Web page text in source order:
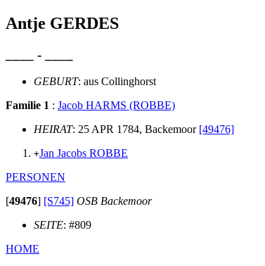
Antje GERDES
____ - ____
GEBURT: aus Collinghorst
Familie 1 : Jacob HARMS (ROBBE)
HEIRAT: 25 APR 1784, Backemoor [49476]
+Jan Jacobs ROBBE
PERSONEN
[49476] [S745] OSB Backemoor
SEITE: #809
HOME